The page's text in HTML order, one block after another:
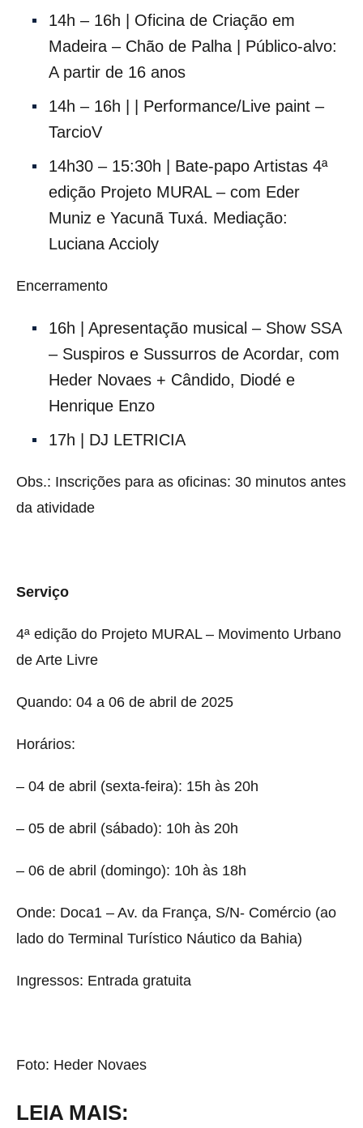
14h – 16h | Oficina de Criação em
Madeira – Chão de Palha | Público-alvo:
A partir de 16 anos
14h – 16h | | Performance/Live paint –
TarcioV
14h30 – 15:30h | Bate-papo Artistas 4ª
edição Projeto MURAL – com Eder
Muniz e Yacunã Tuxá. Mediação:
Luciana Accioly
Encerramento
16h | Apresentação musical – Show SSA
– Suspiros e Sussurros de Acordar, com
Heder Novaes + Cândido, Diodé e
Henrique Enzo
17h | DJ LETRICIA
Obs.: Inscrições para as oficinas: 30 minutos antes
da atividade
Serviço
4ª edição do Projeto MURAL – Movimento Urbano
de Arte Livre
Quando: 04 a 06 de abril de 2025
Horários:
– 04 de abril (sexta-feira): 15h às 20h
– 05 de abril (sábado): 10h às 20h
– 06 de abril (domingo): 10h às 18h
Onde: Doca1 – Av. da França, S/N- Comércio (ao
lado do Terminal Turístico Náutico da Bahia)
Ingressos: Entrada gratuita
Foto: Heder Novaes
LEIA MAIS: